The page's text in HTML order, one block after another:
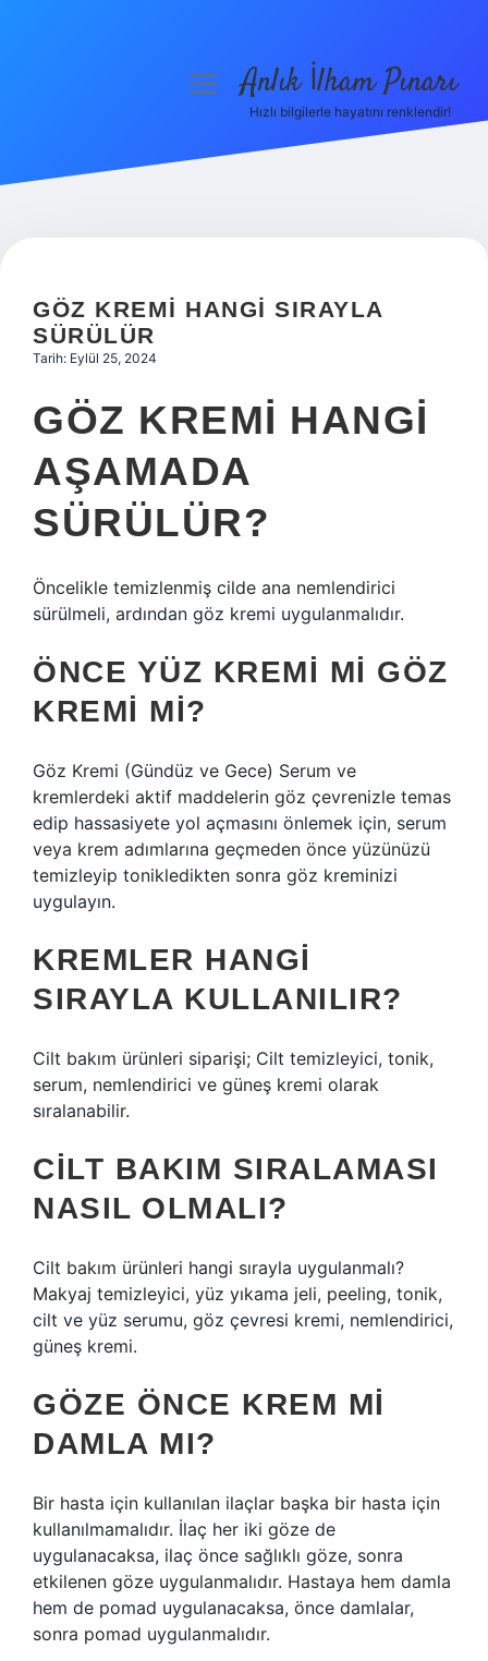
Hakkımızda
menüyüAnlık İlham Pınarı
Hızlı bilgilerle hayatını renklendir!
GÖZ KREMI HANGI SIRAYLA
SÜRÜLÜR
Tarih: Eylül 25, 2024
GÖZ KREMI HANGI
AŞAMADA
SÜRÜLÜR?
Öncelikle temizlenmiş cilde ana nemlendirici
sürülmeli, ardından göz kremi uygulanmalıdır.
ÖNCE YÜZ KREMI MI GÖZ
KREMI MI?
Göz Kremi (Gündüz ve Gece) Serum ve
kremlerdeki aktif maddelerin göz çevrenizle temas
edip hassasiyete yol açmasını önlemek için, serum
veya krem ​​adımlarına geçmeden önce yüzünüzü
temizleyip tonikledikten sonra göz kreminizi
uygulayın.
KREMLER HANGI
SIRAYLA KULLANILIR?
Cilt bakım ürünleri siparişi; Cilt temizleyici, tonik,
serum, nemlendirici ve güneş kremi olarak
sıralanabilir.
CILT BAKIM SIRALAMASI
NASIL OLMALI?
Cilt bakım ürünleri hangi sırayla uygulanmalı?
Makyaj temizleyici, yüz yıkama jeli, peeling, tonik,
cilt ve yüz serumu, göz çevresi kremi, nemlendirici,
güneş kremi.
GÖZE ÖNCE KREM MI
DAMLA MI?
Bir hasta için kullanılan ilaçlar başka bir hasta için
kullanılmamalıdır. İlaç her iki göze de
uygulanacaksa, ilaç önce sağlıklı göze, sonra
etkilenen göze uygulanmalıdır. Hastaya hem damla
hem de pomad uygulanacaksa, önce damlalar,
sonra pomad uygulanmalıdır.